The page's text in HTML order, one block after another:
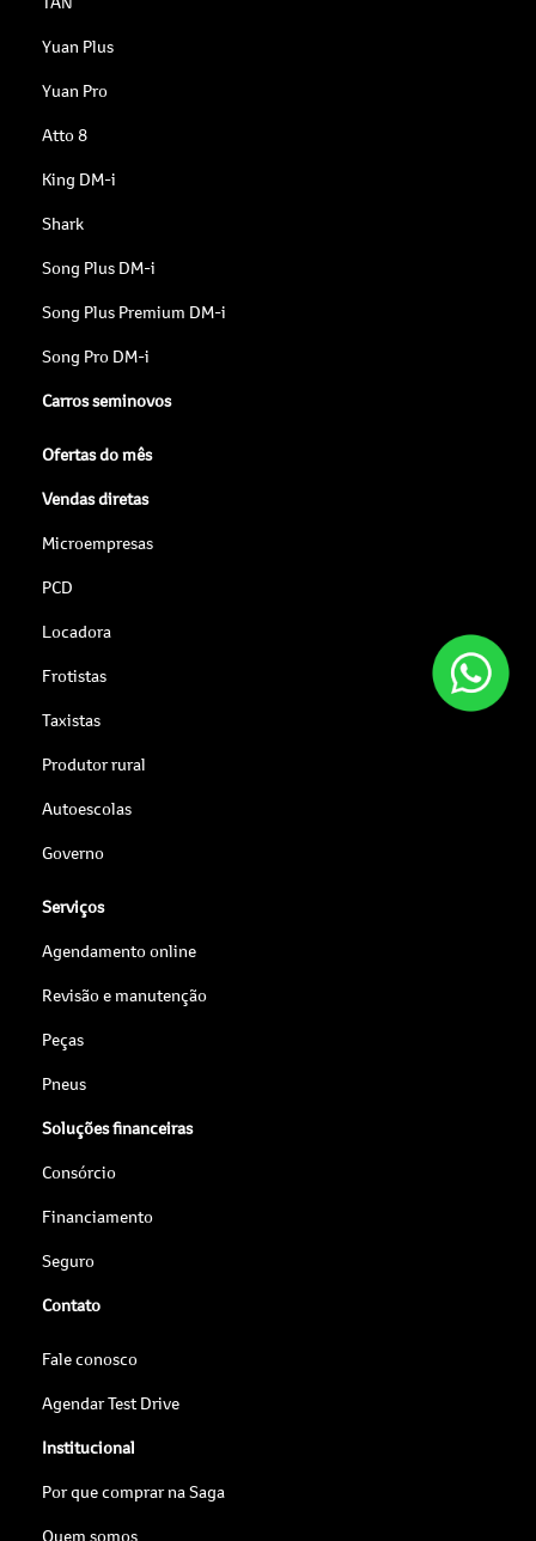
Yuan Plus
Yuan Pro
Atto 8
King DM-i
Shark
Song Plus DM-i
Song Plus Premium DM-i
Song Pro DM-i
Carros seminovos
Ofertas do mês
Vendas diretas
Microempresas
PCD
Locadora
Frotistas
Taxistas
Produtor rural
Autoescolas
Governo
Serviços
Agendamento online
Revisão e manutenção
Peças
Pneus
Soluções financeiras
Consórcio
Financiamento
Seguro
Contato
Fale conosco
Agendar Test Drive
Institucional
Por que comprar na Saga
Quem somos